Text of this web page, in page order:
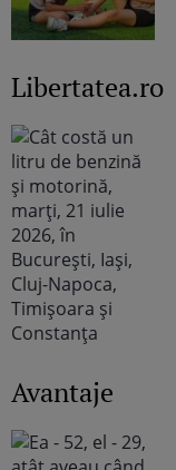
Libertatea.ro
Avantaje